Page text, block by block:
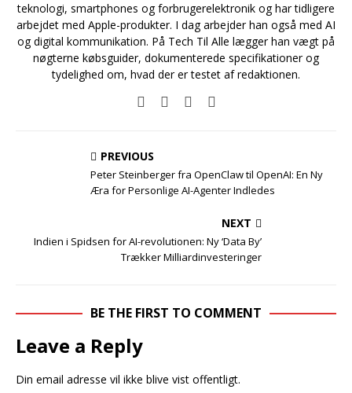
teknologi, smartphones og forbrugerelektronik og har tidligere
arbejdet med Apple-produkter. I dag arbejder han også med AI
og digital kommunikation. På Tech Til Alle lægger han vægt på
nøgterne købsguider, dokumenterede specifikationer og
tydelighed om, hvad der er testet af redaktionen.
PREVIOUS
Peter Steinberger fra OpenClaw til OpenAI: En Ny
Æra for Personlige AI-Agenter Indledes
NEXT
Indien i Spidsen for AI-revolutionen: Ny ‘Data By’
Trækker Milliardinvesteringer
BE THE FIRST TO COMMENT
Leave a Reply
Din email adresse vil ikke blive vist offentligt.